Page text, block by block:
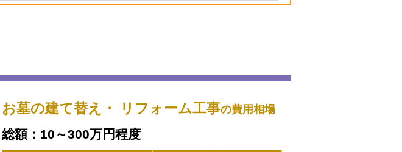
お墓の建て替え・ リフォーム工事の費用相場
総額：10～300万円程度